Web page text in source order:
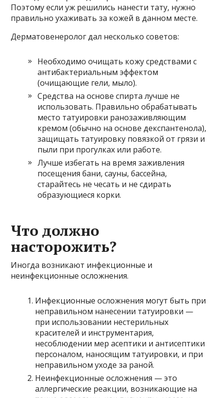
Поэтому если уж решились нанести тату, нужно
правильно ухаживать за кожей в данном месте.
Дерматовенеролог дал несколько советов:
Необходимо очищать кожу средствами с
антибактериальным эффектом
(очищающие гели, мыло).
Средства на основе спирта лучше не
использовать. Правильно обрабатывать
место татуировки ранозаживляющим
кремом (обычно на основе декспантенола),
защищать татуировку повязкой от грязи и
пыли при прогулках или работе.
Лучше избегать на время заживления
посещения бани, сауны, бассейна,
старайтесь не чесать и не сдирать
образующиеся корки.
Что должно
насторожить?
Иногда возникают инфекционные и
неинфекционные осложнения.
Инфекционные осложнения могут быть при
неправильном нанесении татуировки —
при использовании нестерильных
красителей и инструментария,
несоблюдении мер асептики и антисептики
персоналом, наносящим татуировки, и при
неправильном уходе за раной.
Неинфекционные осложнения — это
аллергические реакции, возникающие на